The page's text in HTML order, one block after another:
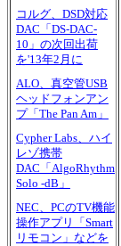
コルグ、DSD対応
DAC「DS-DAC-
10」の次回出荷
を'13年2月に
ALO、真空管USB
ヘッドフォンアン
プ「The Pan Am」
Cypher Labs、ハイ
レゾ携帯
DAC「AlgoRhythm
Solo -dB」
NEC、PCのTV機能
操作アプリ「Smart
リモコン」などを